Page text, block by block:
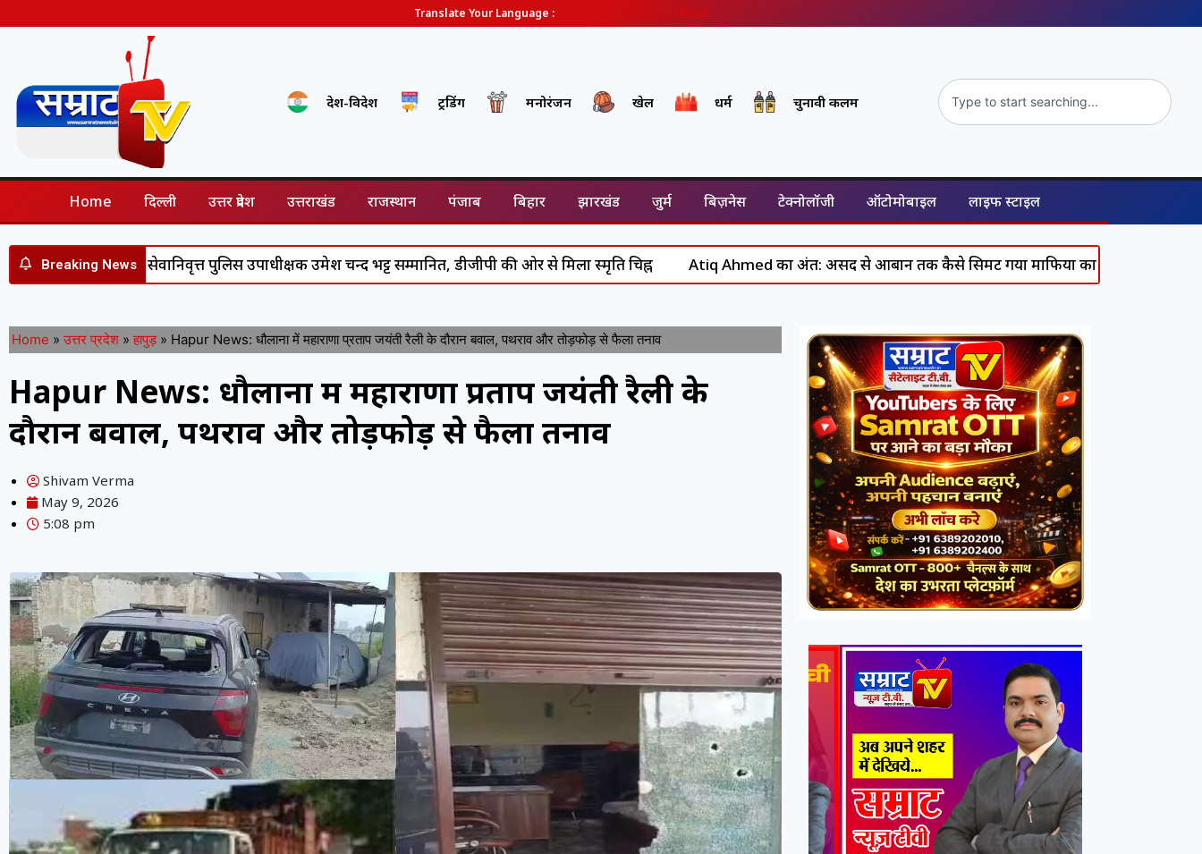
Translate Your Language : Hindi
देश-विदेश ट्रेंडिंग मनोरंजन खेल धर्म चुनावी कलम
Home दिल्ली उत्तर प्रदेश उत्तराखंड राजस्थान पंजाब बिहार झारखंड जुर्म बिज़नेस टेक्नोलॉजी ऑटोमोबाइल लाइफ स्टाइल
Breaking News
के बाद सेवानिवृत्त पुलिस उपाधीक्षक उमेश चन्द भट्ट सम्मानित, डीजीपी की ओर से मिला स्मृति चिह्न Atiq Ahmed का अंत: असद से आबान तक कैसे सिमट गया माफिया का पूरा कुनबा, जानिए कौन कहां
Home » उत्तर प्रदेश » हापुड़ » Hapur News: धौलाना में महाराणा प्रताप जयंती रैली के दौरान बवाल, पथराव और तोड़फोड़ से फैला तनाव
Hapur News: धौलाना में महाराणा प्रताप जयंती रैली के
दौरान बवाल, पथराव और तोड़फोड़ से फैला तनाव
Shivam Verma
May 9, 2026
5:08 pm